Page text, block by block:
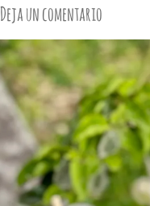
Deja un comentario